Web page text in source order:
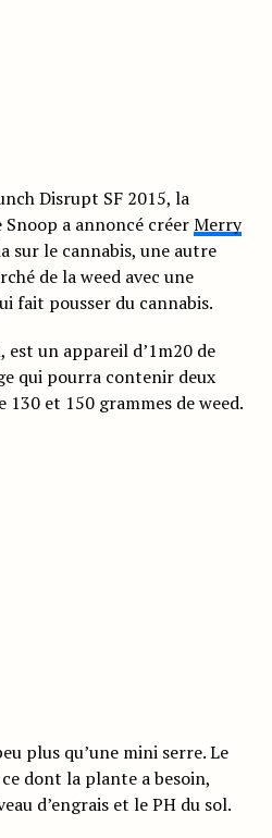
Disrupt SF 2015, la
a annoncé créerMerry
sur le cannabis, une autre
de la weed avec une
fait pousser du cannabis.
est un appareil d’1m20 de
qui pourra contenir deux
et 150 grammes de weed.
plus qu’une mini serre. Le
dont la plante a besoin,
d’engrais et le PH du sol.